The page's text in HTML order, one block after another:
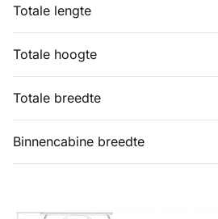
Totale lengte
Totale hoogte
Totale breedte
Binnencabine breedte